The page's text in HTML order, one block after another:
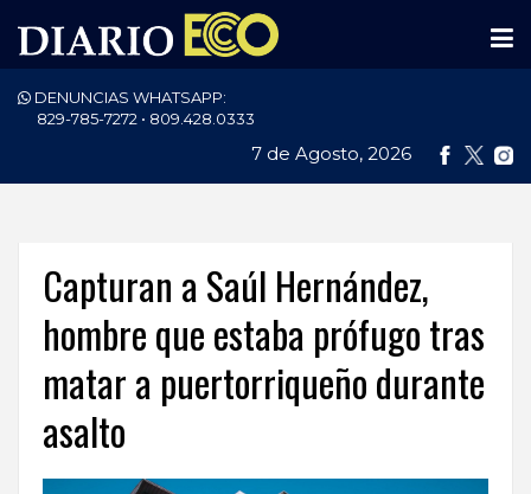
DENUNCIAS WHATSAPP:
829-785-7272 • 809.428.0333
7 de Agosto, 2026
PORTADA
ECONOMÍA
DEPORTES
ENTRETENIMIENTO
SALUD
Capturan a Saúl Hernández,
hombre que estaba prófugo tras
matar a puertorriqueño durante
asalto